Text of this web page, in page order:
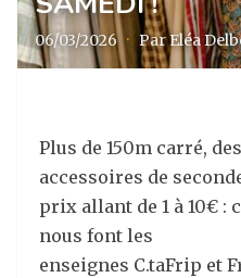
06/03/2026 · Par Eléa
Plus de 150m carré,
accessoires de
prix allant de 1 à 10€ :
nous font les
enseignes C.taFrip et